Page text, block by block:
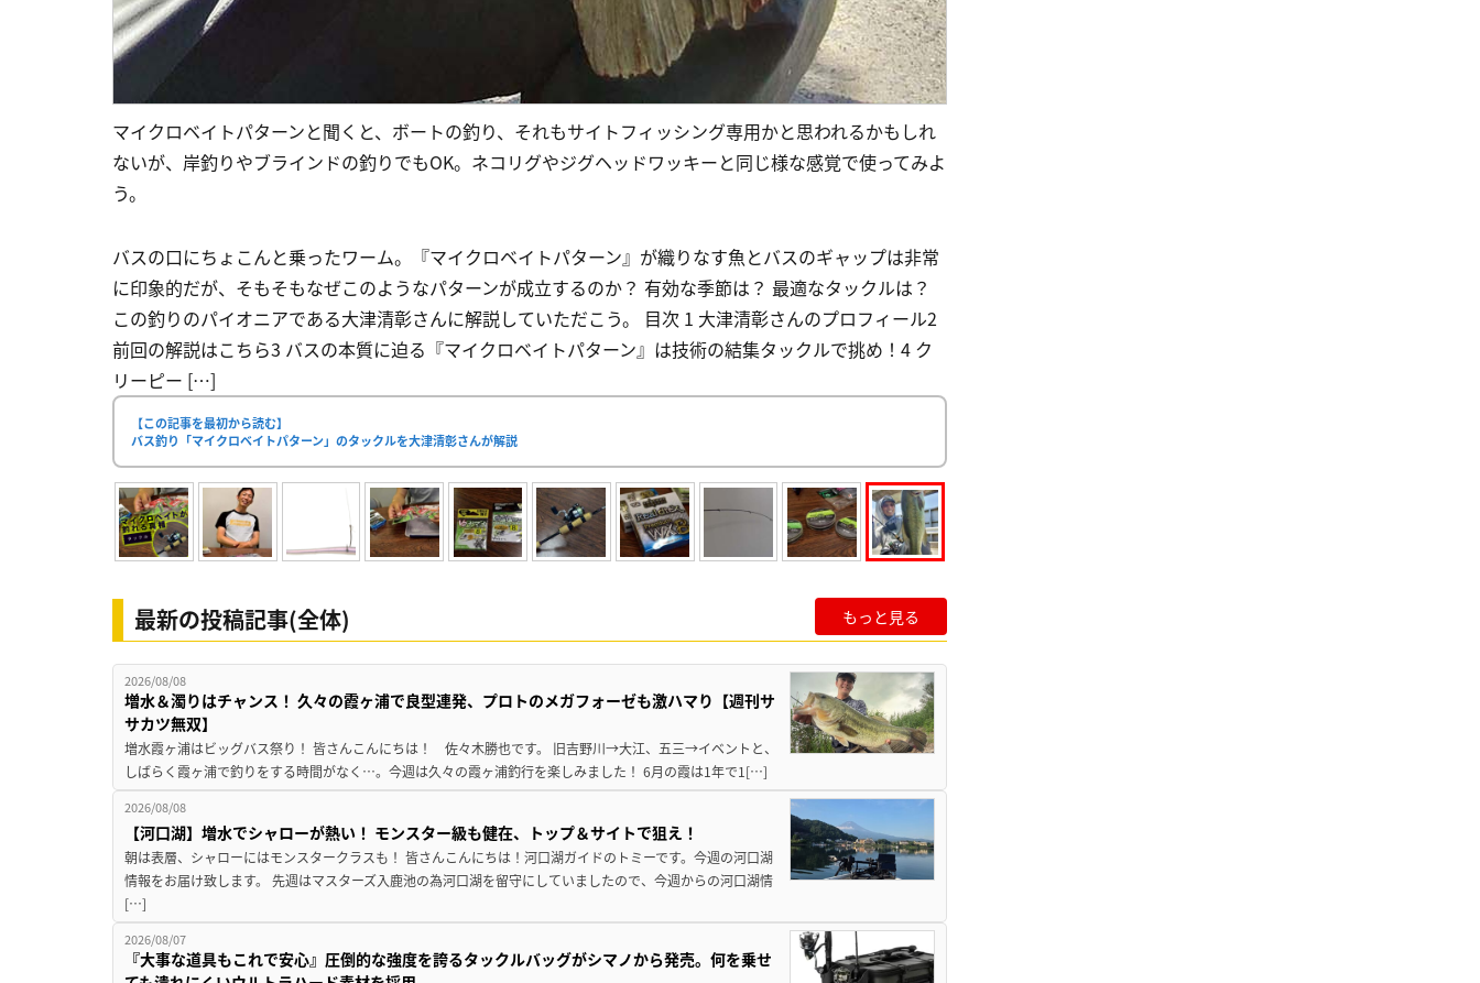
マイクロベイトパターンと聞くと、ボートの釣り、それもサイトフィッシング専用かと思われるかもしれ
ないが、岸釣りやブラインドの釣りでもOK。ネコリグやジグヘッドワッキーと同じ様な感覚で使ってみよ
う。
バスの口にちょこんと乗ったワーム。『マイクロベイトパターン』が織りなす魚とバスのギャップは非常
に印象的だが、そもそもなぜこのようなパターンが成立するのか？ 有効な季節は？ 最適なタックルは？
この釣りのパイオニアである大津清彰さんに解説していただこう。 目次 1 大津清彰さんのプロフィール2
前回の解説はこちら3 バスの本質に迫る『マイクロベイトパターン』は技術の結集タックルで挑め！4 ク
リーピー […]
【この記事を最初から読む】
バス釣り「マイクロベイトパターン」のタックルを大津清彰さんが解説
最新の投稿記事(全体) もっと見る
2026/08/08
増水＆濁りはチャンス！ 久々の霞ヶ浦で良型連発、プロトのメガフォーゼも激ハマり【週刊サ
サカツ無双】
増水霞ヶ浦はビッグバス祭り！ 皆さんこんにちは！ 佐々木勝也です。 旧吉野川→大江、五三→イベントと、
しばらく霞ヶ浦で釣りをする時間がなく…。今週は久々の霞ヶ浦釣行を楽しみました！ 6月の霞は1年で1[…]
2026/08/08
【河口湖】増水でシャローが熱い！ モンスター級も健在、トップ＆サイトで狙え！
朝は表層、シャローにはモンスタークラスも！ 皆さんこんにちは！河口湖ガイドのトミーです。今週の河口湖
情報をお届け致します。 先週はマスターズ入鹿池の為河口湖を留守にしていましたので、今週からの河口湖情
[…]
2026/08/07
『大事な道具もこれで安心』圧倒的な強度を誇るタックルバッグがシマノから発売。何を乗せ